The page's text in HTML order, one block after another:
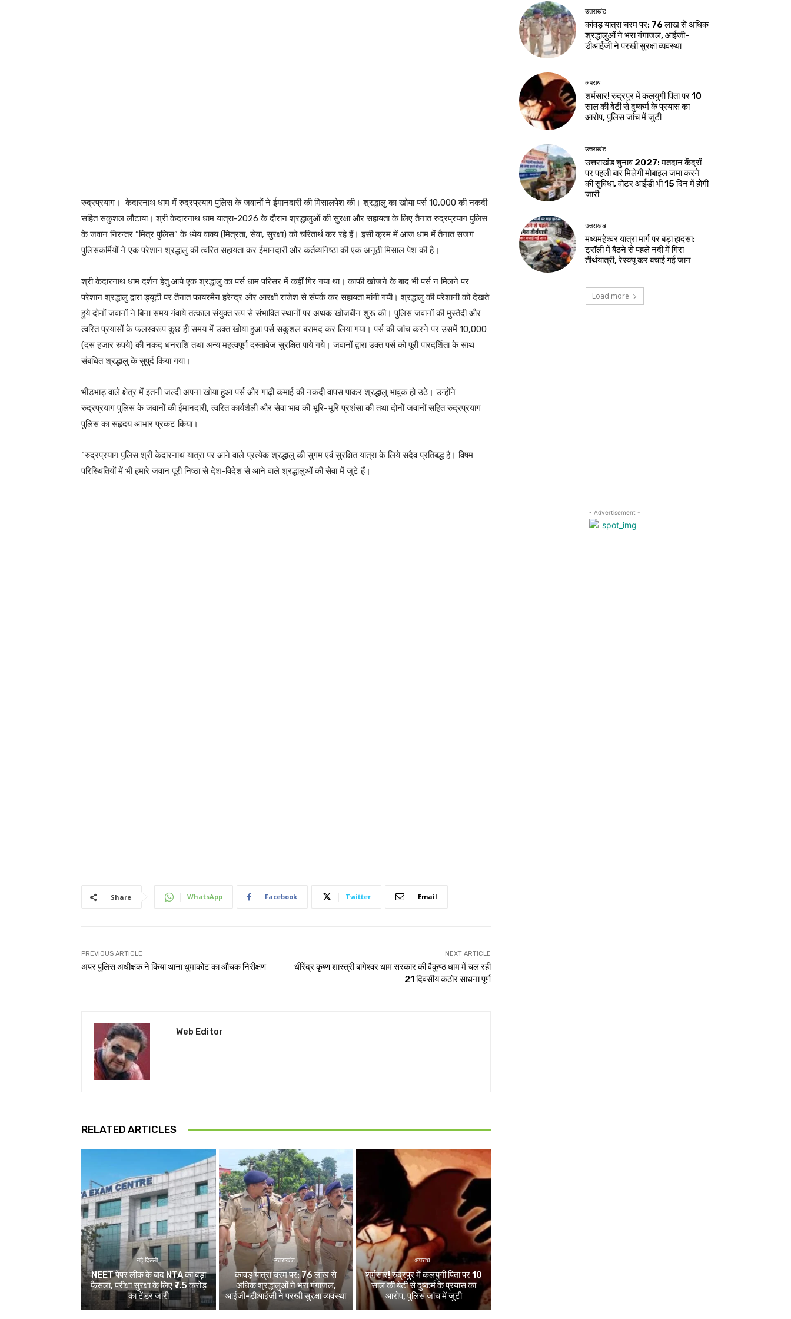
रुद्रप्रयाग। केदारनाथ धाम में रुद्रप्रयाग पुलिस के जवानों ने ईमानदारी की मिसालपेश की। श्रद्धालु का खोया पर्स 10,000 की नकदी
सहित सकुशल लौटाया। श्री केदारनाथ धाम यात्रा-2026 के दौरान श्रद्धालुओं की सुरक्षा और सहायता के लिए तैनात रुद्रप्रयाग पुलिस
के जवान निरन्तर “मित्र पुलिस” के ध्येय वाक्य (मित्रता, सेवा, सुरक्षा) को चरितार्थ कर रहे हैं। इसी क्रम में आज धाम में तैनात सजग
पुलिसकर्मियों ने एक परेशान श्रद्धालु की त्वरित सहायता कर ईमानदारी और कर्तव्यनिष्ठा की एक अनूठी मिसाल पेश की है।
श्री केदारनाथ धाम दर्शन हेतु आये एक श्रद्धालु का पर्स धाम परिसर में कहीं गिर गया था। काफी खोजने के बाद भी पर्स न मिलने पर
परेशान श्रद्धालु द्वारा ड्यूटी पर तैनात फायरमैन हरेन्द्र और आरक्षी राजेश से संपर्क कर सहायता मांगी गयी। श्रद्धालु की परेशानी को देखते
हुये दोनों जवानों ने बिना समय गंवाये तत्काल संयुक्त रूप से संभावित स्थानों पर अथक खोजबीन शुरू की। पुलिस जवानों की मुस्तैदी और
त्वरित प्रयासों के फलस्वरूप कुछ ही समय में उक्त खोया हुआ पर्स सकुशल बरामद कर लिया गया। पर्स की जांच करने पर उसमें 10,000
(दस हजार रुपये) की नकद धनराशि तथा अन्य महत्वपूर्ण दस्तावेज सुरक्षित पाये गये। जवानों द्वारा उक्त पर्स को पूरी पारदर्शिता के साथ
संबंधित श्रद्धालु के सुपुर्द किया गया।
भीड़भाड़ वाले क्षेत्र में इतनी जल्दी अपना खोया हुआ पर्स और गाढ़ी कमाई की नकदी वापस पाकर श्रद्धालु भावुक हो उठे। उन्होंने
रुद्रप्रयाग पुलिस के जवानों की ईमानदारी, त्वरित कार्यशैली और सेवा भाव की भूरि-भूरि प्रशंसा की तथा दोनों जवानों सहित रुद्रप्रयाग
पुलिस का सहृदय आभार प्रकट किया।
“रुद्रप्रयाग पुलिस श्री केदारनाथ यात्रा पर आने वाले प्रत्येक श्रद्धालु की सुगम एवं सुरक्षित यात्रा के लिये सदैव प्रतिबद्ध है। विषम
परिस्थितियों में भी हमारे जवान पूरी निष्ठा से देश-विदेश से आने वाले श्रद्धालुओं की सेवा में जुटे हैं।
Share WhatsApp Facebook Twitter Email
PREVIOUS ARTICLE
अपर पुलिस अधीक्षक ने किया थाना धुमाकोट का औचक निरीक्षण
NEXT ARTICLE
धीरेंद्र कृष्ण शास्त्री बागेश्वर धाम सरकार की वैकुण्ठ धाम में चल रही
21 दिवसीय कठोर साधना पूर्ण
Web Editor
RELATED ARTICLES
नई दिल्ली
NEET पेपर लीक के बाद NTA का बड़ा
फैसला, परीक्षा सुरक्षा के लिए ₹7.5 करोड़
का टेंडर जारी
उत्तराखंड
कांवड़ यात्रा चरम पर: 76 लाख से
अधिक श्रद्धालुओं ने भरा गंगाजल,
आईजी-डीआईजी ने परखी सुरक्षा व्यवस्था
अपराध
शर्मसार! रुद्रपुर में कलयुगी पिता पर 10
साल की बेटी से दुष्कर्म के प्रयास का
आरोप, पुलिस जांच में जुटी
उत्तराखंड
कांवड़ यात्रा चरम पर: 76 लाख से अधिक
श्रद्धालुओं ने भरा गंगाजल, आईजी-
डीआईजी ने परखी सुरक्षा व्यवस्था
अपराध
शर्मसार! रुद्रपुर में कलयुगी पिता पर 10
साल की बेटी से दुष्कर्म के प्रयास का
आरोप, पुलिस जांच में जुटी
उत्तराखंड
उत्तराखंड चुनाव 2027: मतदान केंद्रों
पर पहली बार मिलेगी मोबाइल जमा करने
की सुविधा, वोटर आईडी भी 15 दिन में होगी
जारी
उत्तराखंड
मध्यमहेश्वर यात्रा मार्ग पर बड़ा हादसा:
ट्रॉली में बैठने से पहले नदी में गिरा
तीर्थयात्री, रेस्क्यू कर बचाई गई जान
Load more
- Advertisement -